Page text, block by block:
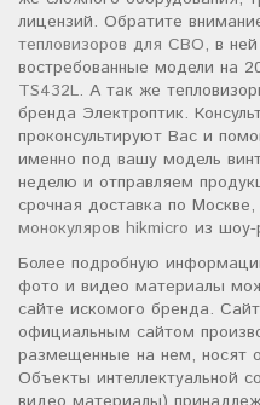
лицензий. Обратите
тепловизоров для СВО, в
востребованные модели на
TS432L. А так же
бренда Электроптик.
проконсультируют Вас и
именно под вашу модель
неделю и отправляем
срочная доставка по
монокуляров hikmicro из шоу-
Более подробную
фото и видео материалы
сайте искомого бренда.
официальным сайтом
размещенные на нем, носят
Объекты интеллектуальной